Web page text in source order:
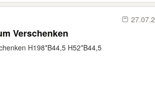
Verschenken
H198*B44,5 H52*B44,5